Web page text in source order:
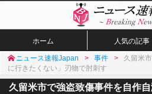
ホーム 人気の記事
ニュース速報Japan 事件
久留米
に行きたくない」刃物で肘刺す
久留米市で強盗致傷事件を自作